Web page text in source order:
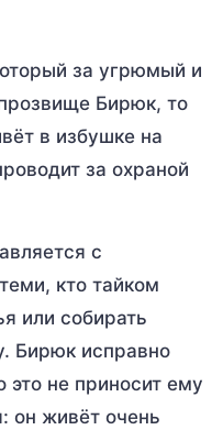
за угрюмый и
Бирюк, то
в избушке на
за охраной
с
кто тайком
или собирать
Бирюк исправно
это не приносит ему
он живёт очень